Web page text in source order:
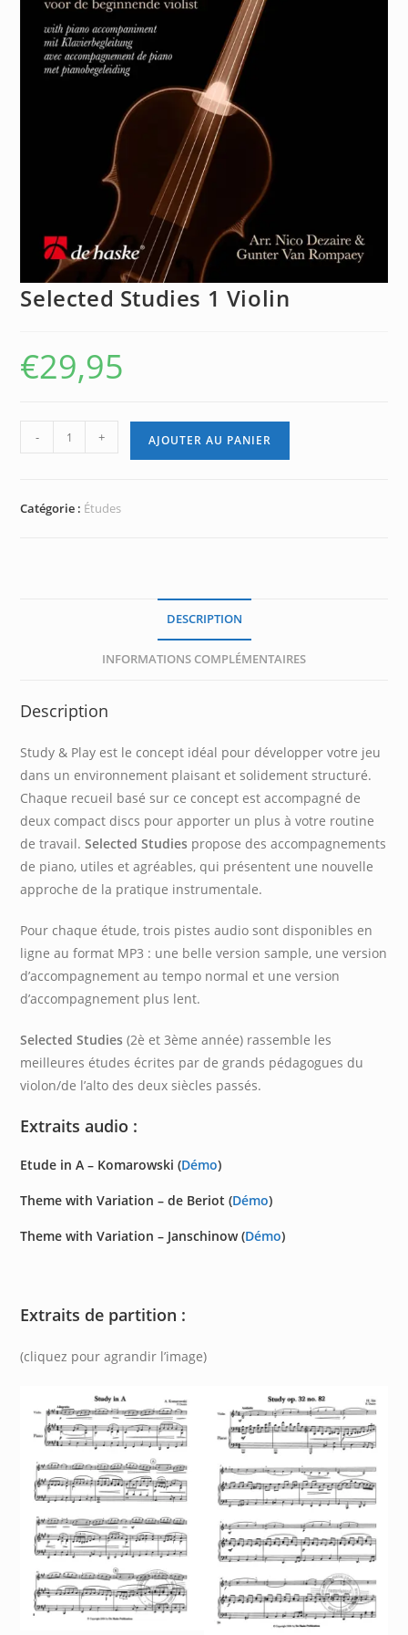
Selected Studies 1 Violin
€29,95
quantité
de
Studies
- + AJOUTER AU PANIER
Catégorie : Études
DESCRIPTION
INFORMATIONS COMPLÉMENTAIRES
Description
Study & Play est le concept idéal pour développer votre jeu
dans un environnement plaisant et solidement structuré.
Chaque recueil basé sur ce concept est accompagné de
deux compact discs pour apporter un plus à votre routine
de travail.Selected Studies propose des accompagnements
de piano, utiles et agréables, qui présentent une nouvelle
approche de la pratique instrumentale.
Pour chaque étude, trois pistes audio sont disponibles en
ligne au format MP3 : une belle version sample, une version
d’accompagnement au tempo normal et une version
d’accompagnement plus lent.
Selected Studies (2è et 3ème année) rassemble les
meilleures études écrites par de grands pédagogues du
violon/de l’alto des deux siècles passés.
Extraits audio :
Etude in A – Komarowski (Démo)
Theme with Variation – de Beriot (Démo)
Theme with Variation – Janschinow (Démo)
Extraits de partition :
(cliquez pour agrandir l’image)